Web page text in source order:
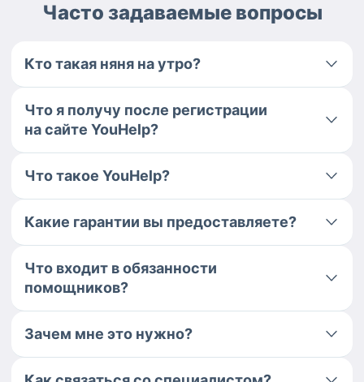
Часто задаваемые вопросы
Кто такая няня на утро?
Что я получу после регистрации
на сайте YouHelp?
Что такое YouHelp?
Какие гарантии вы предоставляете?
Что входит в обязанности
помощников?
Зачем мне это нужно?